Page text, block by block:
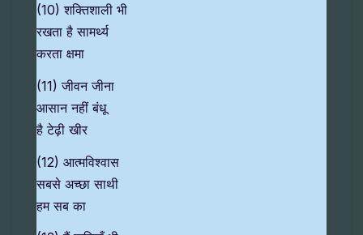
(10) शक्तिशाली भी
रखता है सामर्थ्य
करता क्षमा
(11) जीवन जीना
आसान नहीं बंधू
है टेढ़ी खीर
(12) आत्मविश्वास
सबसे अच्छा साथी
हम सब का